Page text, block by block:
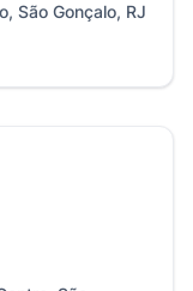
São Gonçalo, RJ